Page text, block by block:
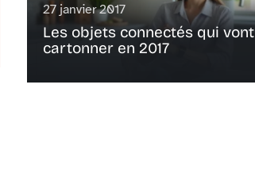
27 janvier 2017
Les objets connectés qui vont
cartonner en 2017